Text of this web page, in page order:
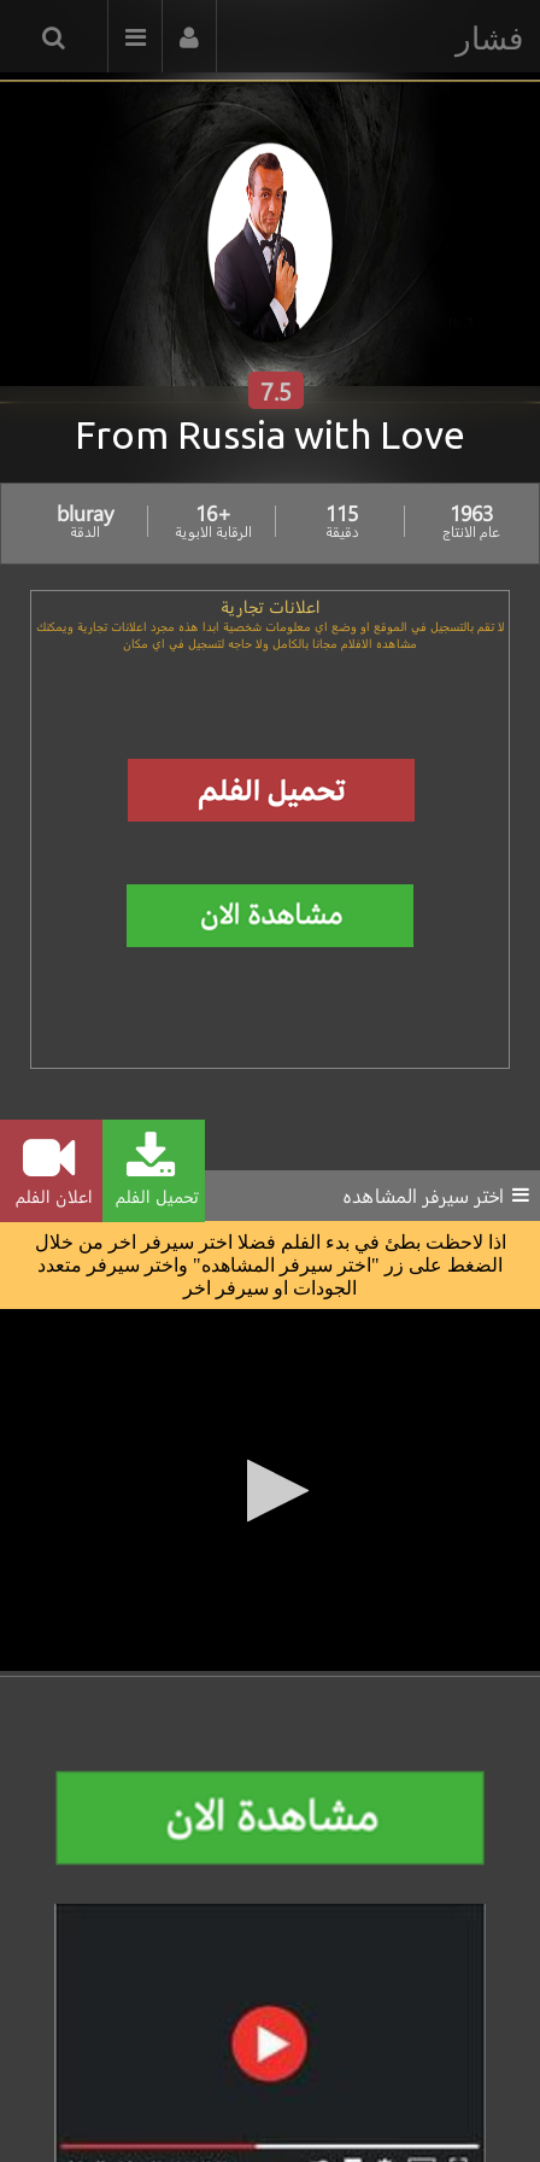
فشار
From Russia with Love
7.5
1963
عام الانتاج
115
دقيقة
+16
الرقابة الابوية
bluray
الدقة
اعلانات تجارية
لا تقم بالتسجيل في الموقع او وضع اي معلومات شخصية ابدا هذه مجرد اعلانات تجارية ويمكنك
مشاهده الافلام مجانا بالكامل ولا حاجه لتسجيل في اي مكان
تحميل الفلم اعلان الفلم اختر سيرفر المشاهده
اذا لاحظت بطئ في بدء الفلم فضلا اختر سيرفر اخر من خلال
الضغط على زر "اختر سيرفر المشاهده" واختر سيرفر متعدد
الجودات او سيرفر اخر